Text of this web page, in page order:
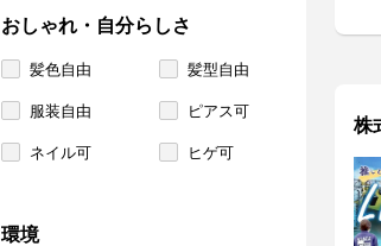
おしゃれ・自分らしさ
髪色自由 髪型自由
服装自由 ピアス可
ネイル可 ヒゲ可
環境
株